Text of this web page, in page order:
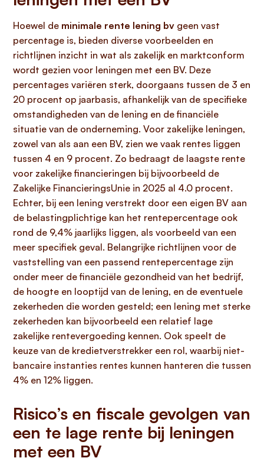
Hoewel de minimale rente lening bv geen vast
percentage is, bieden diverse voorbeelden en
richtlijnen inzicht in wat als zakelijk en marktconform
wordt gezien voor leningen met een BV. Deze
percentages variëren sterk, doorgaans tussen de 3 en
20 procent op jaarbasis, afhankelijk van de specifieke
omstandigheden van de lening en de financiële
situatie van de onderneming. Voor zakelijke leningen,
zowel van als aan een BV, zien we vaak rentes liggen
tussen 4 en 9 procent. Zo bedraagt de laagste rente
voor zakelijke financieringen bij bijvoorbeeld de
Zakelijke FinancieringsUnie in 2025 al 4.0 procent.
Echter, bij een lening verstrekt door een eigen BV aan
de belastingplichtige kan het rentepercentage ook
rond de 9,4% jaarlijks liggen, als voorbeeld van een
meer specifiek geval. Belangrijke richtlijnen voor de
vaststelling van een passend rentepercentage zijn
onder meer de financiële gezondheid van het bedrijf,
de hoogte en looptijd van de lening, en de eventuele
zekerheden die worden gesteld; een lening met sterke
zekerheden kan bijvoorbeeld een relatief lage
zakelijke rentevergoeding kennen. Ook speelt de
keuze van de kredietverstrekker een rol, waarbij niet-
bancaire instanties rentes kunnen hanteren die tussen
4% en 12% liggen.
Risico’s en fiscale gevolgen van
een te lage rente bij leningen
met een BV